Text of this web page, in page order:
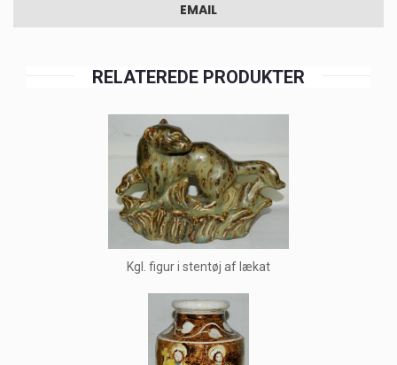
EMAIL
RELATEREDE PRODUKTER
Kgl. figur i stentøj af lækat